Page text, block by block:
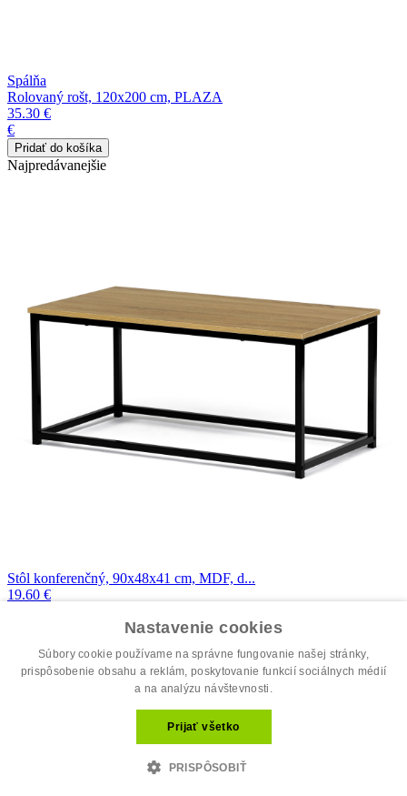
Spálňa
Rolovaný rošt, 120x200 cm, PLAZA
35.30 €
€
Najpredávanejšie
Stôl konferenčný, 90x48x41 cm, MDF, d...
19.60 €
Nastavenie cookies
Súbory cookie používame na správne fungovanie našej stránky,
prispôsobenie obsahu a reklám, poskytovanie funkcií sociálnych médií
a na analýzu návštevnosti.
Prijať všetko
PRISPÔSOBIŤ